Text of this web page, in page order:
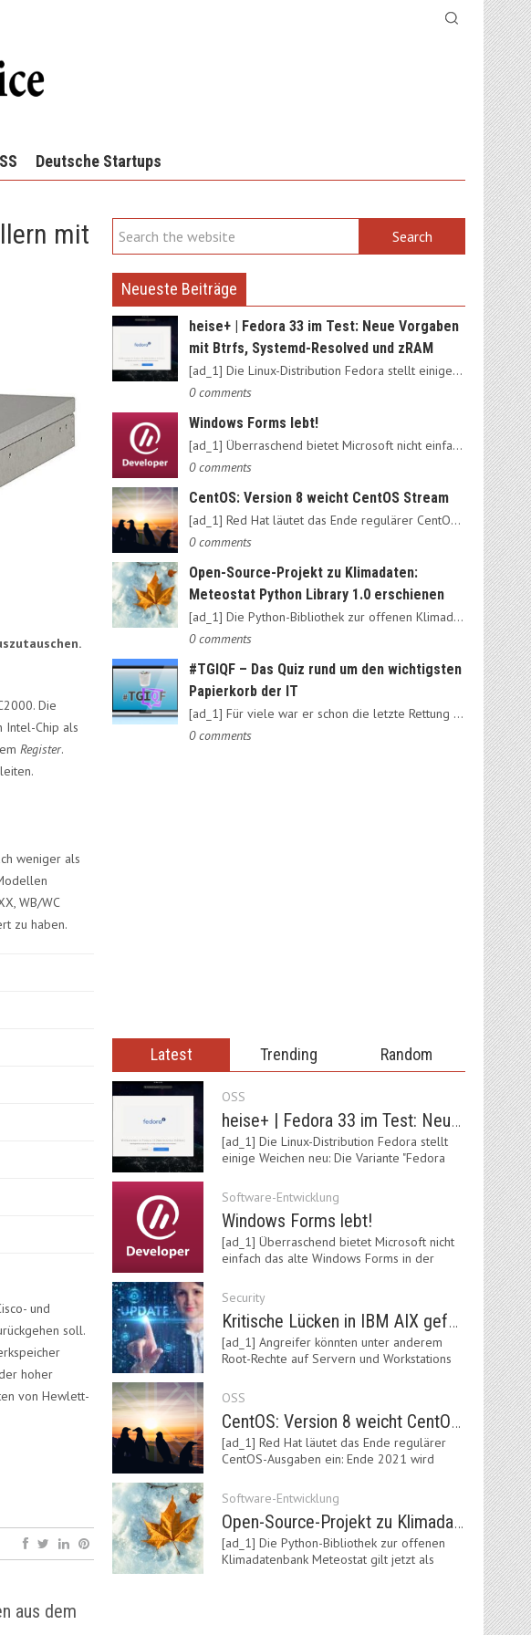
Deutsche Startups
mit
Die
Intel-Chip als
Register.
weniger als
WB/WC
zu haben.
und
soll.
hoher
von Hewlett-
aus dem
Neueste Beiträge
heise+ | Fedora 33 im Test: Neue Vorgaben
mit Btrfs, Systemd-Resolved und zRAM
[ad_1] Die Linux-Distribution Fedora stellt einige Weichen neu:…
0 comments
Windows Forms lebt!
[ad_1] Überraschend bietet Microsoft nicht einfach das alte…
0 comments
CentOS: Version 8 weicht CentOS Stream
[ad_1] Red Hat läutet das Ende regulärer CentOS-Ausgaben ein:…
0 comments
Open-Source-Projekt zu Klimadaten:
Meteostat Python Library 1.0 erschienen
[ad_1] Die Python-Bibliothek zur offenen Klimadatenbank Meteostat…
0 comments
#TGIQF – Das Quiz rund um den wichtigsten
Papierkorb der IT
[ad_1] Für viele war er schon die letzte Rettung vorm Daten-Nirvana:…
0 comments
Latest Trending Random
OSS
heise+ | Fedora 33 im Test: Neue Vorgaben mit Btrfs, Systemd-Resolved und zRAM
[ad_1] Die Linux-Distribution Fedora stellt
einige Weichen neu: Die Variante "Fedora
Software-Entwicklung
Windows Forms lebt!
[ad_1] Überraschend bietet Microsoft nicht
einfach das alte Windows Forms in der
Security
Kritische Lücken in IBM AIX gefährden Server
[ad_1] Angreifer könnten unter anderem
Root-Rechte auf Servern und Workstations
OSS
CentOS: Version 8 weicht CentOS Stream
[ad_1] Red Hat läutet das Ende regulärer
CentOS-Ausgaben ein: Ende 2021 wird
Software-Entwicklung
Open-Source-Projekt zu Klimadaten: Meteostat Python Library 1.0 erschienen
[ad_1] Die Python-Bibliothek zur offenen
Klimadatenbank Meteostat gilt jetzt als